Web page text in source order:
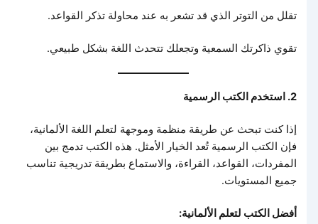
تقلل من التوتر الذي قد تشعر به عند محاولة تذكر القواعد.
تقوي ذاكرتك السمعية وتجعلك تتحدث اللغة بشكل طبيعي.
2. استخدم الكتب الرسمية
إذا كنت تبحث عن طريقة منظمة وموجهة لتعلم اللغة الألمانية،
فإن الكتب الرسمية تُعد الخيار الأمثل. هذه الكتب تدمج بين
المفردات، القواعد، القراءة، والاستماع بطريقة تدريجية تناسب
جميع المستويات.
أفضل الكتب لتعلم الألمانية: